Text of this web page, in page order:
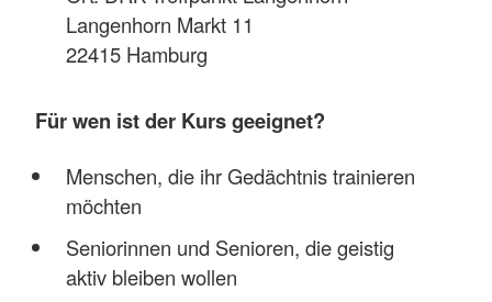
Langenhorn Markt 11
22415 Hamburg
Für wen ist der Kurs geeignet?
Menschen, die ihr Gedächtnis trainieren
möchten
Seniorinnen und Senioren, die geistig
aktiv bleiben wollen